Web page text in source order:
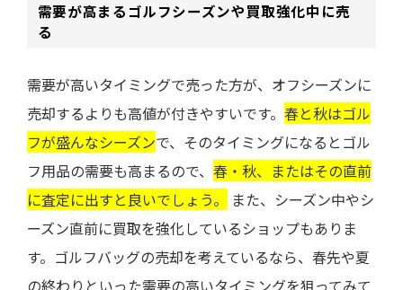
需要が高まるゴルフシーズンや買取強化中に売
る
需要が高いタイミングで売った方が、オフシーズンに
売却するよりも高値が付きやすいです。 春と秋はゴル
フが盛んなシーズンで、そのタイミングになるとゴル
フ用品の需要も高まるので、 春・秋、またはその直前
に査定に出すと良いでしょう。
また、シーズン中やシ
ーズン直前に買取を強化しているショップもありま
す。ゴルフバッグの売却を考えているなら、春先や夏